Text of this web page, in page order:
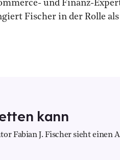
und Finanz-
Fischer in der Rolle als
kann
Fabian J. Fischer sieht einen